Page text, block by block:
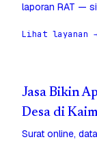
laporan RAT —
Lihat layanan
Jasa Bikin
Desa di
Surat online,